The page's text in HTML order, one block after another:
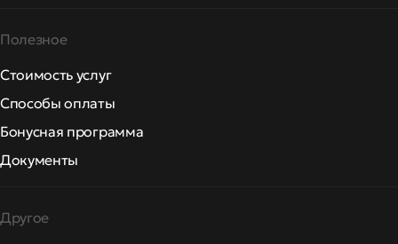
Полезное
Стоимость услуг
Способы оплаты
Бонусная программа
Документы
Другое